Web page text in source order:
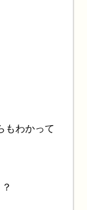
もわかって